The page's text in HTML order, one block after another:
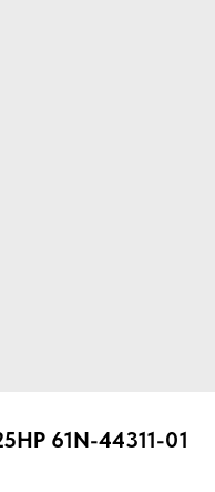
61N-44311-01